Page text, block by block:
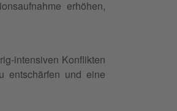
erhöhen,
intensiven Konflikten
entschärfen und eine